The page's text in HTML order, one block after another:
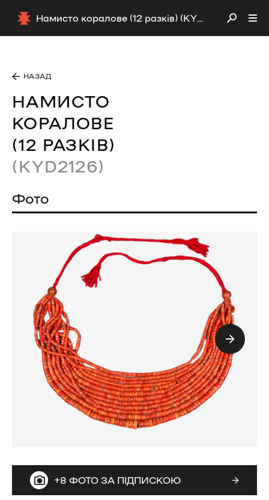
Намисто коралове (12 разків) (KYD2126)
НАЗАД
НАМИСТО
КОРАЛОВЕ
(12 РАЗКІВ)
(KYD2126)
Фото
+8 ФОТО ЗА ПІДПИСКОЮ